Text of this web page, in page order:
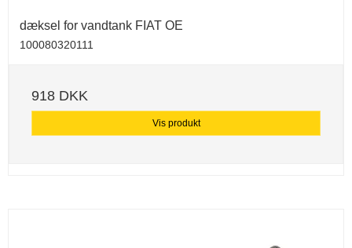
dæksel for vandtank FIAT OE
100080320111
918 DKK
Vis produkt